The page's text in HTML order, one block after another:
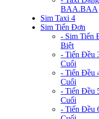
BAA.BAA
Sim Taxi 4
Sim Tiến Đơn
- Sim Tiến
Biệt
- Tiến Đều
Cuối
- Tiến Đều
Cuối
- Tiến Đều
Cuối
- Tiến Đều